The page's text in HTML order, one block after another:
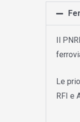
Il
Le
RFI e